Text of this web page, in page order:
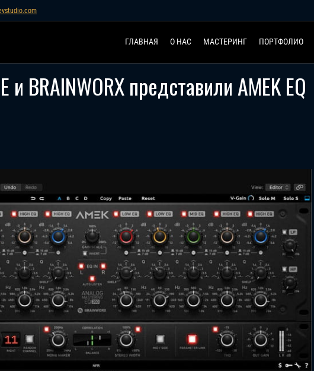
ГЛАВНАЯ О НАС МАСТЕРИНГ ПОРТФОЛИО
и BRAINWORX представили AMEK EQ